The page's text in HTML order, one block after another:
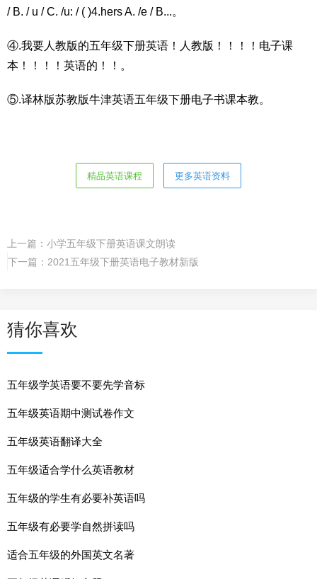
/ B. / u / C. /u: / ( )4.hers A. /e / B...。
④.我要人教版的五年级下册英语！人教版！！！！电子课
本！！！！英语的！！。
⑤.译林版苏教版牛津英语五年级下册电子书课本教。
精品英语课程 更多英语资料
上一篇： 小学五年级下册英语课文朗读
下一篇： 2021五年级下册英语电子教材新版
猜你喜欢
五年级学英语要不要先学音标
五年级英语期中测试卷作文
五年级英语翻译大全
五年级适合学什么英语教材
五年级的学生有必要补英语吗
五年级有必要学自然拼读吗
适合五年级的外国英文名著